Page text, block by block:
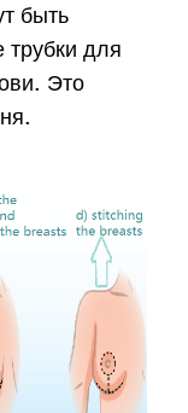
быть
трубки для
Это